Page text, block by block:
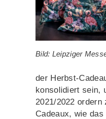
Bild: Leipziger
der Herbst-
konsolidiert sein,
2021/2022
Cadeaux, wie